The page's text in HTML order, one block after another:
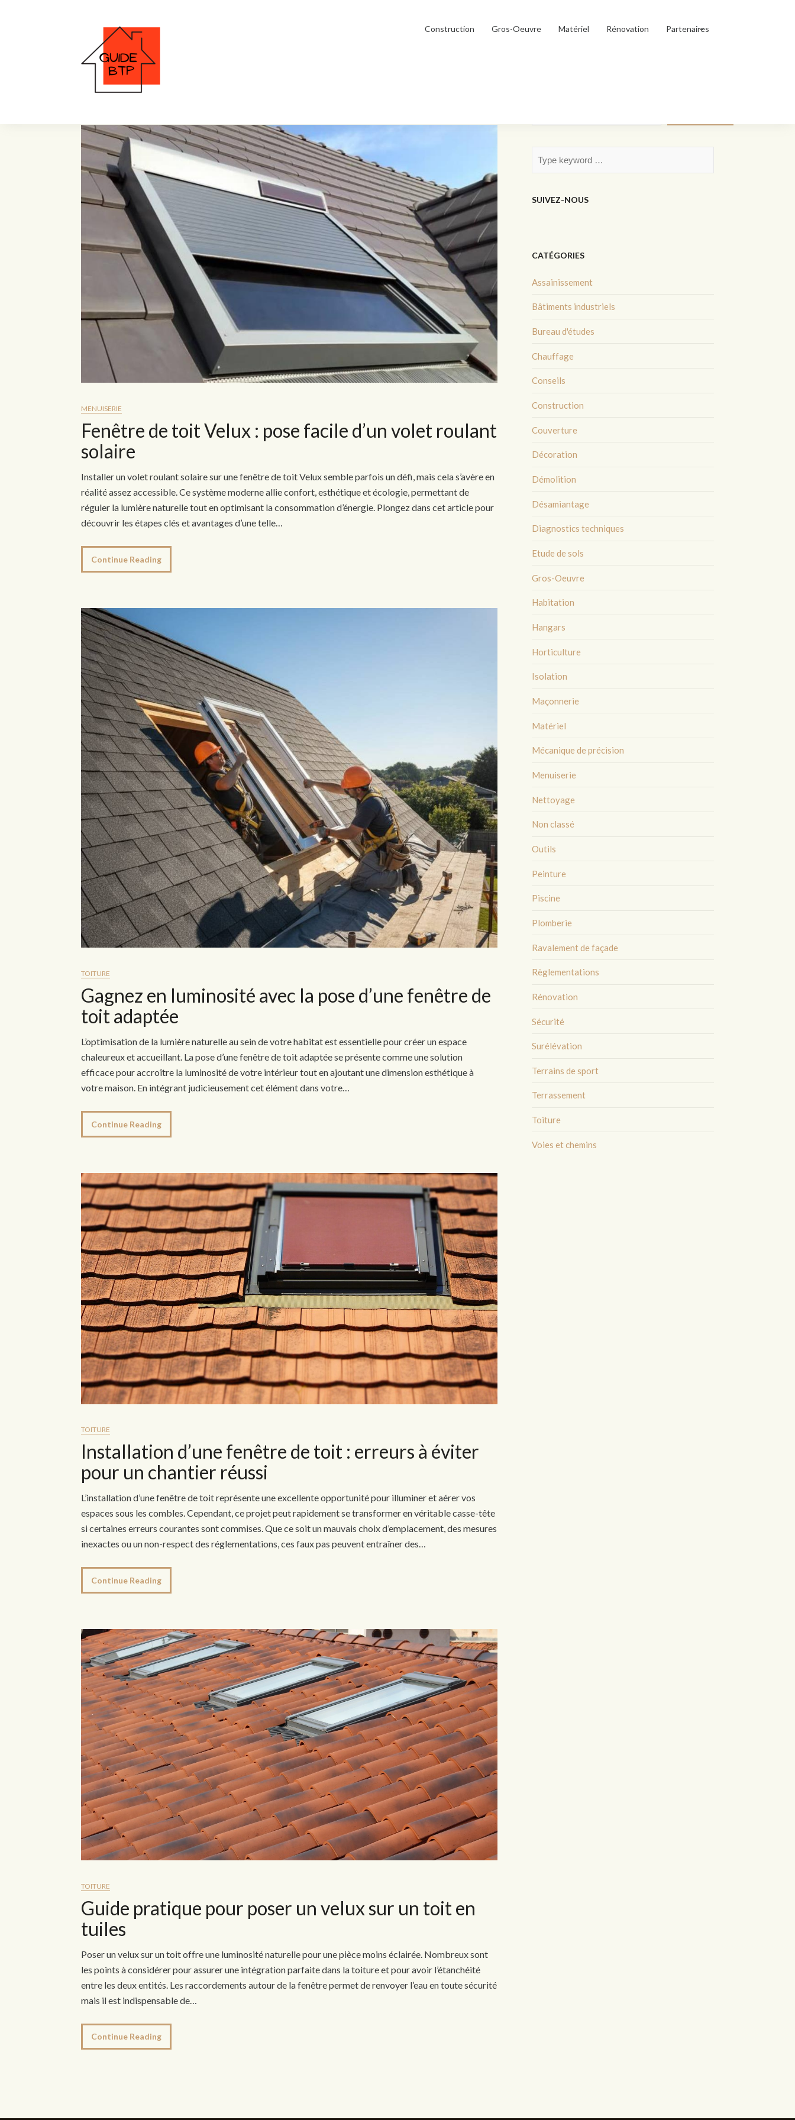
Construction Gros-Oeuvre Matériel Rénovation Partenaires
fenêtre de toit
MENUISERIE
Fenêtre de toit Velux : pose facile d’un volet roulant
solaire
Installer un volet roulant solaire sur une fenêtre de toit Velux semble parfois un défi, mais cela s’avère en
réalité assez accessible. Ce système moderne allie confort, esthétique et écologie, permettant de
réguler la lumière naturelle tout en optimisant la consommation d’énergie. Plongez dans cet article pour
découvrir les étapes clés et avantages d’une telle…
Continue Reading
TOITURE
Gagnez en luminosité avec la pose d’une fenêtre de
toit adaptée
L’optimisation de la lumière naturelle au sein de votre habitat est essentielle pour créer un espace
chaleureux et accueillant. La pose d’une fenêtre de toit adaptée se présente comme une solution
efficace pour accroître la luminosité de votre intérieur tout en ajoutant une dimension esthétique à
votre maison. En intégrant judicieusement cet élément dans votre…
Continue Reading
TOITURE
Installation d’une fenêtre de toit : erreurs à éviter
pour un chantier réussi
L’installation d’une fenêtre de toit représente une excellente opportunité pour illuminer et aérer vos
espaces sous les combles. Cependant, ce projet peut rapidement se transformer en véritable casse-tête
si certaines erreurs courantes sont commises. Que ce soit un mauvais choix d’emplacement, des mesures
inexactes ou un non-respect des réglementations, ces faux pas peuvent entraîner des…
Continue Reading
TOITURE
Guide pratique pour poser un velux sur un toit en
tuiles
Poser un velux sur un toit offre une luminosité naturelle pour une pièce moins éclairée. Nombreux sont
les points à considérer pour assurer une intégration parfaite dans la toiture et pour avoir l’étanchéité
entre les deux entités. Les raccordements autour de la fenêtre permet de renvoyer l’eau en toute sécurité
mais il est indispensable de…
Continue Reading
SUIVEZ-NOUS
CATÉGORIES
Assainissement
Bâtiments industriels
Bureau d'études
Chauffage
Conseils
Construction
Couverture
Décoration
Démolition
Désamiantage
Diagnostics techniques
Etude de sols
Gros-Oeuvre
Habitation
Hangars
Horticulture
Isolation
Maçonnerie
Matériel
Mécanique de précision
Menuiserie
Nettoyage
Non classé
Outils
Peinture
Piscine
Plomberie
Ravalement de façade
Règlementations
Rénovation
Sécurité
Surélévation
Terrains de sport
Terrassement
Toiture
Voies et chemins